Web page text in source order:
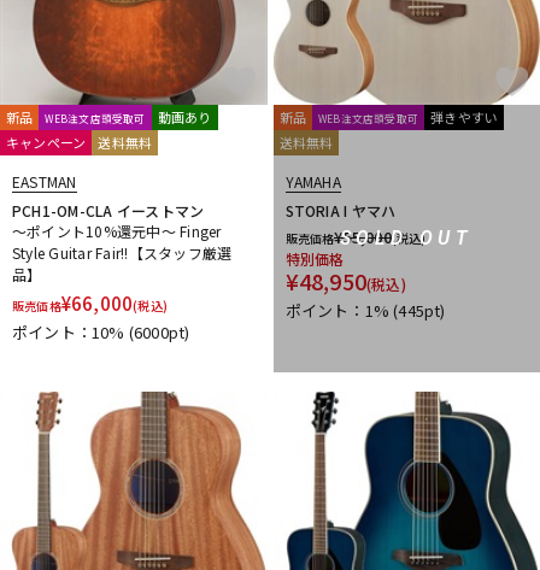
新品 WEB注文店頭受取可
動画あり
キャンペーン
送料無料
EASTMAN
PCH1-OM-CLA イーストマン
～ポイント10%還元中～ Finger
Style Guitar Fair!!【スタッフ厳選
品】
販売価格¥66,000(税込)
ポイント：10% (6000pt)
SOLD OUT
新品 WEB注文店頭受取可
弾きやすい
送料無料
YAMAHA
STORIA I ヤマハ
販売価格¥55,000(税込)
特別価格
¥48,950(税込)
ポイント：1%(445pt)